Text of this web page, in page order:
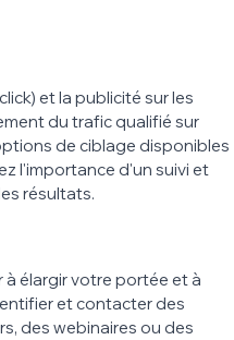
et la publicité sur les
du trafic qualifié sur
de ciblage disponibles
l'importance d'un suivi et
résultats.
élargir votre portée et à
et contacter des
des webinaires ou des